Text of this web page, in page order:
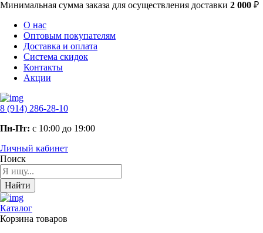
Минимальная сумма заказа для осуществления доставки 2 000 ₽
О нас
Оптовым покупателям
Доставка и оплата
Система скидок
Контакты
Акции
8 (914) 286-28-10
Пн-Пт: с 10:00 до 19:00
Личный кабинет
Поиск
Найти
Каталог
Корзина товаров